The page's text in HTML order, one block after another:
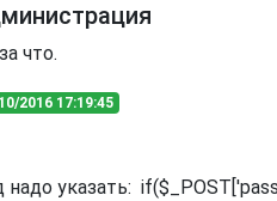
что.
2016 17:19:45
надо указать: